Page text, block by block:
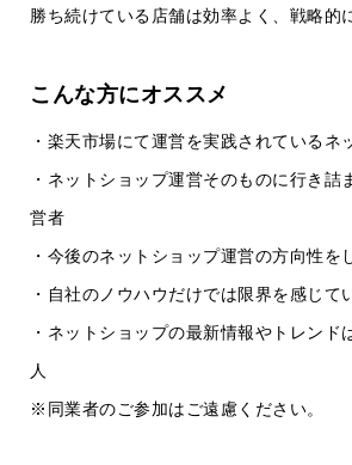
勝ち続けている店舗は効率よく、戦略的
こんな方にオススメ
・楽天市場にて運営を実践されているネ
・ネットショップ運営そのものに行き詰
営者
・今後のネットショップ運営の方向性を
・自社のノウハウだけでは限界を感じて
・ネットショップの最新情報やトレンド
人
※同業者のご参加はご遠慮ください。